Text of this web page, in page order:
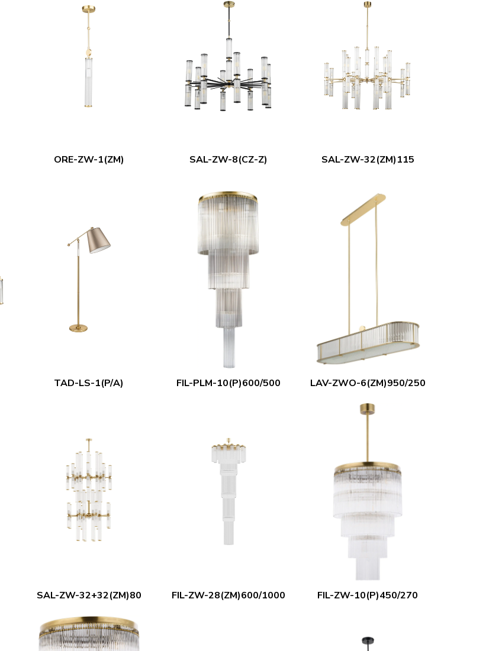
ORE-ZW-1(ZM) SAL-ZW-8(CZ-Z) SAL-ZW-32(ZM)115
TAD-LS-1(P/A) FIL-PLM-10(P)600/500 LAV-ZWO-6(ZM)950/250
SAL-ZW-32+32(ZM)80 FIL-ZW-28(ZM)600/1000 FIL-ZW-10(P)450/270